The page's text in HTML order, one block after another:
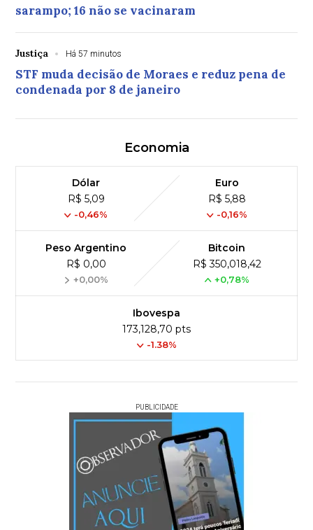
sarampo; 16 não se vacinaram
Justiça Há 57 minutos
STF muda decisão de Moraes e reduz pena de
condenada por 8 de janeiro
Economia
Dólar
R$ 5,09
-0,46%
Euro
R$ 5,88
-0,16%
Peso Argentino
R$ 0,00
+0,00%
Bitcoin
R$ 350,018,42
+0,78%
Ibovespa
173,128,70 pts
-1.38%
PUBLICIDADE